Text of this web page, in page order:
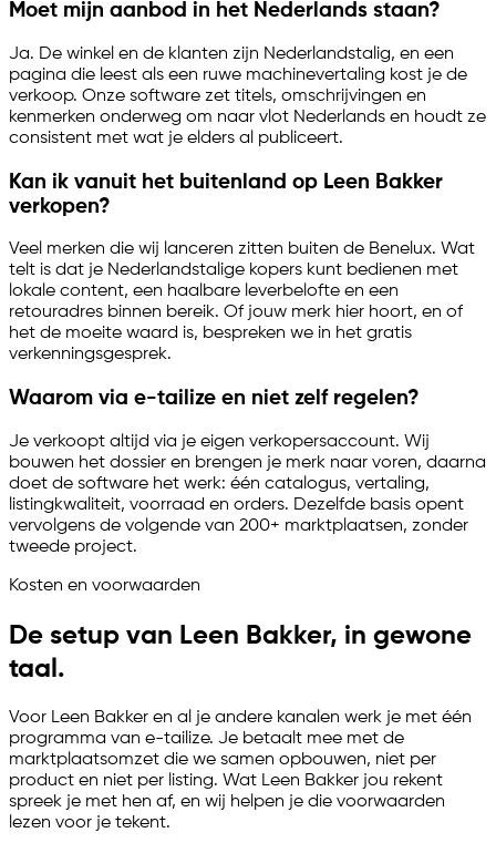
Moet mijn aanbod in het Nederlands staan?
Ja. De winkel en de klanten zijn Nederlandstalig, en een
pagina die leest als een ruwe machinevertaling kost je de
verkoop. Onze software zet titels, omschrijvingen en
kenmerken onderweg om naar vlot Nederlands en houdt ze
consistent met wat je elders al publiceert.
Kan ik vanuit het buitenland op Leen Bakker
verkopen?
Veel merken die wij lanceren zitten buiten de Benelux. Wat
telt is dat je Nederlandstalige kopers kunt bedienen met
lokale content, een haalbare leverbelofte en een
retouradres binnen bereik. Of jouw merk hier hoort, en of
het de moeite waard is, bespreken we in het gratis
verkenningsgesprek.
Waarom via e-tailize en niet zelf regelen?
Je verkoopt altijd via je eigen verkopersaccount. Wij
bouwen het dossier en brengen je merk naar voren, daarna
doet de software het werk: één catalogus, vertaling,
listingkwaliteit, voorraad en orders. Dezelfde basis opent
vervolgens de volgende van 200+ marktplaatsen, zonder
tweede project.
Kosten en voorwaarden
De setup van Leen Bakker, in gewone
taal.
Voor Leen Bakker en al je andere kanalen werk je met één
programma van e-tailize. Je betaalt mee met de
marktplaatsomzet die we samen opbouwen, niet per
product en niet per listing. Wat Leen Bakker jou rekent
spreek je met hen af, en wij helpen je die voorwaarden
lezen voor je tekent.